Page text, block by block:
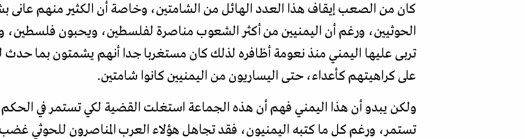
كان من الصعب إيقاف هذا العدد الهائل من الشامتين، وخاصة أن الكثير منهم عانى
الحوثيين، ورغم أن اليمنيين من أكثر الشعوب مناصرة لفلسطين، ويحبون فلسطين،
تربى عليها اليمني منذ نعومة أظافره لذلك كان مستغربا جدا أنهم يشمتون بما حدث
على كراهيتهم كأعداء، حتى اليساريون من اليمنيين كانوا شامتين.
ولكن يبدو أن هذا اليمني فهم أن هذه الجماعة استغلت القضية لكي تستمر في
تستمر، ورغم كل ما كتبه اليمنيون، فقد تجاهل هؤلاء العرب المناصرون للحوثي غضب